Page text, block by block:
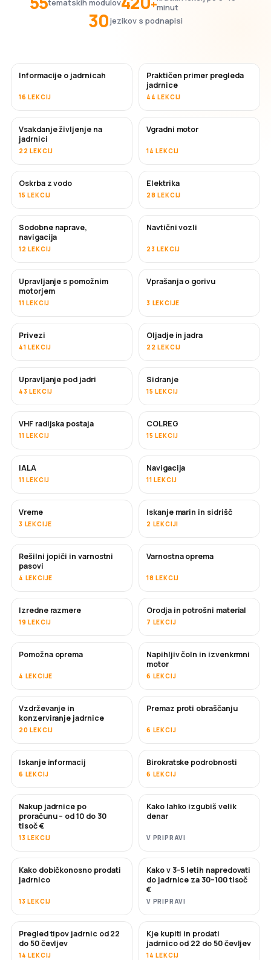
tematskih modulov +minut
30jezikov s podnapisi
Informacije o jadrnicah
16 LEKCIJ
Praktičen primer pregleda
jadrnice
44 LEKCIJ
Vsakdanje življenje na
jadrnici
22 LEKCIJ
Vgradni motor
14 LEKCIJ
Oskrba z vodo
15 LEKCIJ
Elektrika
28 LEKCIJ
Sodobne naprave,
navigacija
12 LEKCIJ
Navtični vozli
23 LEKCIJ
Upravljanje s pomožnim
motorjem
11 LEKCIJ
Vprašanja o gorivu
3 LEKCIJE
Privezi
41 LEKCIJ
Oljadje in jadra
22 LEKCIJ
Upravljanje pod jadri
43 LEKCIJ
Sidranje
15 LEKCIJ
VHF radijska postaja
11 LEKCIJ
COLREG
15 LEKCIJ
IALA
11 LEKCIJ
Navigacija
11 LEKCIJ
Vreme
3 LEKCIJE
Iskanje marin in sidrišč
2 LEKCIJI
Rešilni jopiči in varnostni
pasovi
4 LEKCIJE
Varnostna oprema
18 LEKCIJ
Izredne razmere
19 LEKCIJ
Orodja in potrošni material
7 LEKCIJ
Pomožna oprema
4 LEKCIJE
Napihljiv čoln in izvenkrmni
motor
6 LEKCIJ
Vzdrževanje in
konzerviranje jadrnice
20 LEKCIJ
KMALU
Premaz proti obraščanju
6 LEKCIJ
Iskanje informacij
6 LEKCIJ
Birokratske podrobnosti
6 LEKCIJ
KMALU
Nakup jadrnice po
proračunu – od 10 do 30
tisoč €
13 LEKCIJ
KMALU
Kako lahko izgubiš velik
denar
V PRIPRAVI
NOVO
Kako dobičkonosno prodati
jadrnico
13 LEKCIJ
NOVO
Kako v 3–5 letih napredovati
do jadrnice za 30–100 tisoč
€
V PRIPRAVI
KMALU
Pregled tipov jadrnic od 22
do 50 čevljev
14 LEKCIJ
KMALU
Kje kupiti in prodati
jadrnico od 22 do 50 čevljev
14 LEKCIJ